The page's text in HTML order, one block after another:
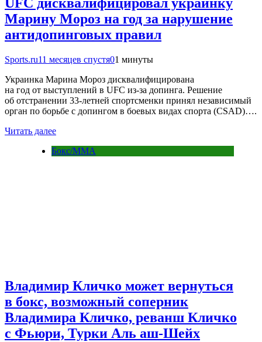
Марину Мороз на год за нарушение
антидопинговых правил
Sports.ru11 месяцев спустя01 минуты
Украинка Марина Мороз дисквалифицирована
на год от выступлений в UFC из-за допинга. Решение
об отстранении 33-летней спортсменки принял независимый
орган по борьбе с допингом в боевых видах спорта (CSAD)….
Читать далее
Бокс/MMA
Владимир Кличко может вернуться
в бокс, возможный соперник
Владимира Кличко, реванш Кличко
с Фьюри, Турки Аль аш-Шейх